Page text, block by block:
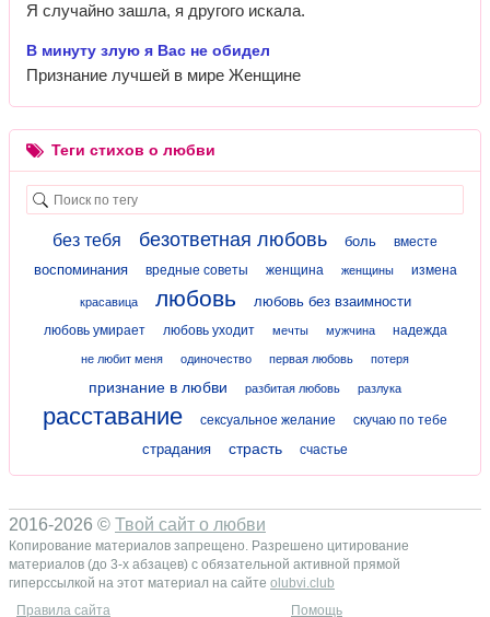
Я случайно зашла, я другого искала.
В минуту злую я Вас не обидел
Признание лучшей в мире Женщине
Теги стихов о любви
без тебя безответная любовь боль вместе
воспоминания вредные советы женщина женщины измена
красавица любовь любовь без взаимности
любовь умирает любовь уходит мечты мужчина надежда
не любит меня одиночество первая любовь потеря
признание в любви разбитая любовь разлука
расставание сексуальное желание скучаю по тебе
страдания страсть счастье
2016-2026 © Твой сайт о любви
Копирование материалов запрещено. Разрешено цитирование
материалов (до 3-х абзацев) с обязательной активной прямой
гиперссылкой на этот материал на сайте olubvi.club
Правила сайта
Помощь